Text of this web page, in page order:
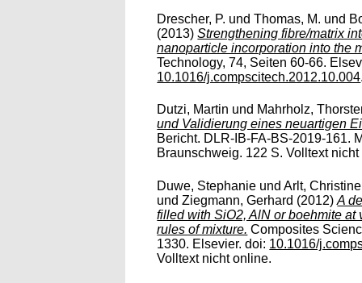
Drescher, P. undThomas, M. und
(2013)Strengthening fibre/matrix
nanoparticle incorporation into the
Technology, 74, Seiten 60-66.
10.1016/j.compscitech.2012.10.004
Dutzi, Martin und Mahrholz,
und Validierung eines neuartigen
Bericht. DLR-IB-FA-BS-2019-161.
Braunschweig. 122 S. Volltext
Duwe, Stephanie undArlt, Christine
undZiegmann, Gerhard (2012)A
filled with SiO2, AlN or boehmite
rules of mixture. Composites
1330. Elsevier. doi: 10.1016/
Volltext nicht online.